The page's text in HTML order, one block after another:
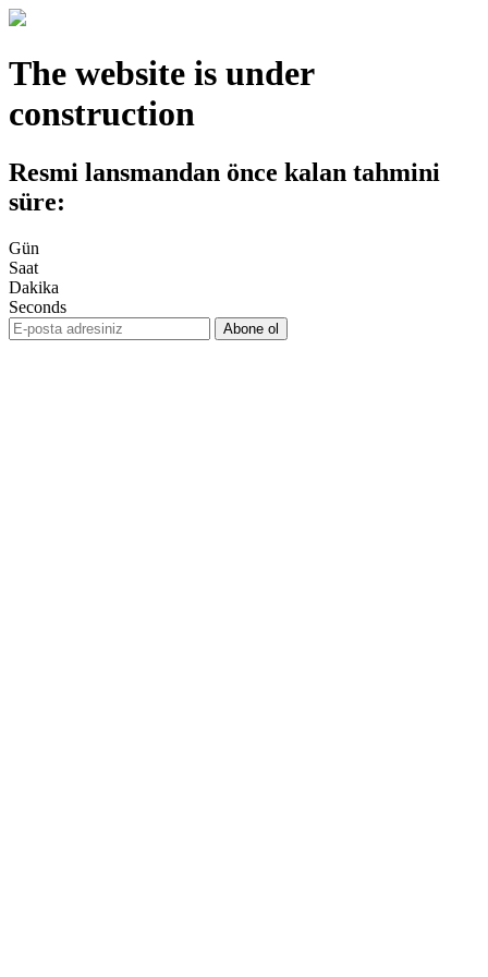
The website is under
construction
Resmi lansmandan önce kalan tahmini
süre:
Gün
Saat
Dakika
Seconds